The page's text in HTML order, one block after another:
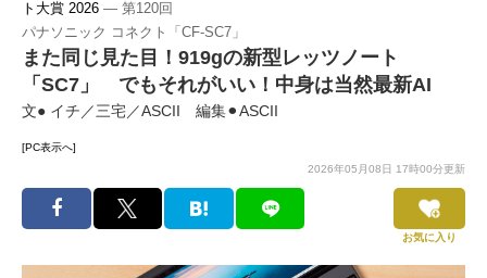
ト大賞 2026 ― 第120回
パナソニック コネクト「CF-SC7」
また同じ見た目！919gの新型レッツノート
「SC7」 でもそれがいい！中身は当然最新AI
文● イチ／三宅／ASCII 編集⚫︎ASCII
[PC表示へ]
2026年05月08日 17時00分更新
お気に入り